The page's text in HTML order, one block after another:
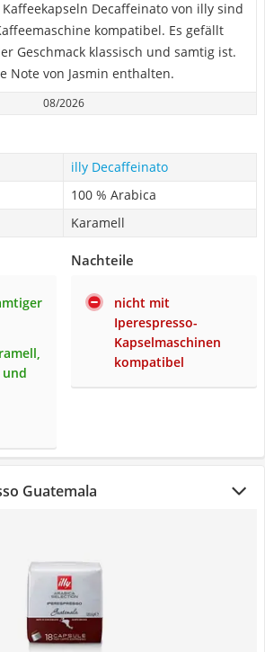
Decaffeinato von illy sind
kompatibel. Es gefällt
Geschmack klassisch und samtig ist.
Note von Jasmin enthalten.
08/2026
illy Decaffeinato
100 % Arabica
Karamell
Nachteile
nicht mit
Iperespresso-
Kapselmaschinen
kompatibel
Guatemala